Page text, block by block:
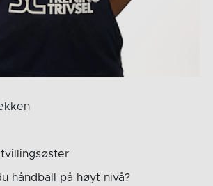
håndball på høyt nivå?